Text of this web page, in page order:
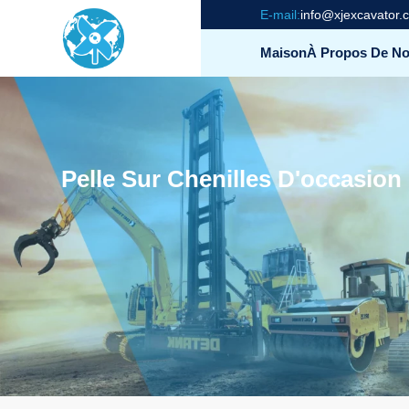
E-mail:
MaisonÀ Propos De
Pelle Sur Chenilles